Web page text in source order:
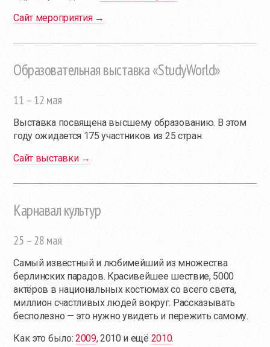
Сайт мероприятия →
Образовательная выставка «StudyWorld»
11 – 12 мая
Выставка посвящена высшему образованию. В этом
году ожидается 175 участников из 25 стран.
Сайт выставки →
Карнавал культур
25 – 28 мая
Самый известный и любимейший из множества
берлинских парадов. Красивейшее шествие, 5000
актёров в национальных костюмах со всего света,
миллион счастливых людей вокруг. Рассказывать
бесполезно — это нужно увидеть и пережить самому.
Как это было: 2009, 2010 и ещё 2010.